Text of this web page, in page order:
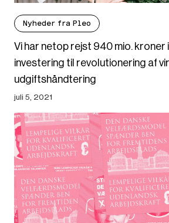
Nyheder fra Pleo
Vi har netop rejst 940 mio. kroner
investering til revolutionering af
udgiftshåndtering
juli 5, 2021